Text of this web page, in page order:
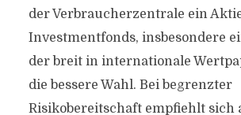
der Verbraucherzentrale ein
Investmentfonds, insbesondere
der breit in internationale
die bessere Wahl. Bei begrenzter
Risikobereitschaft empfiehlt sich